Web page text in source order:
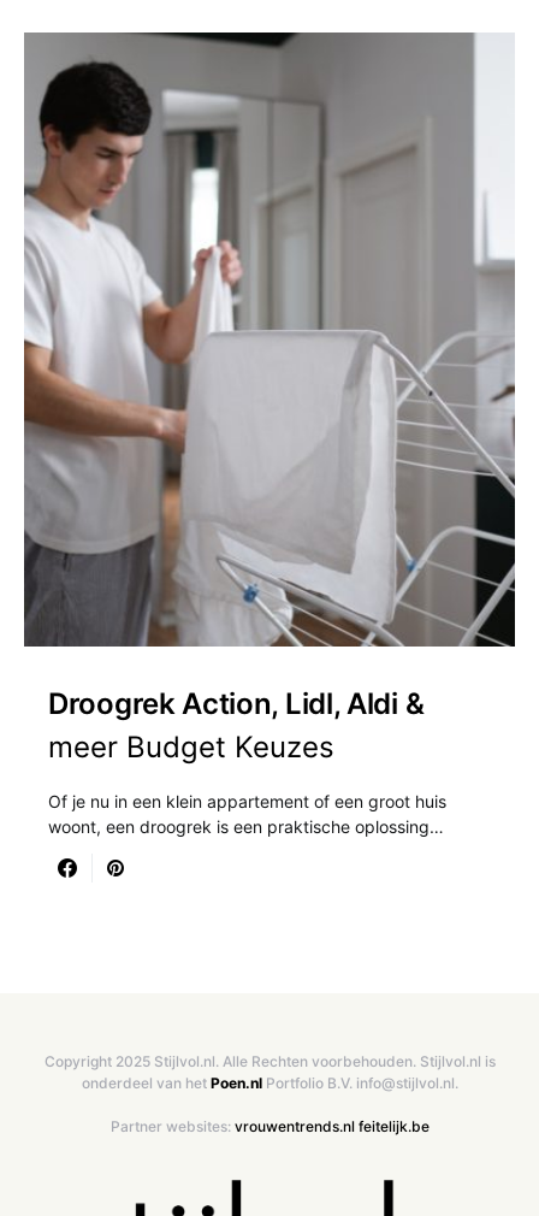
Droogrek Action, Lidl, Aldi &
meer Budget Keuzes
Of je nu in een klein appartement of een groot huis
woont, een droogrek is een praktische oplossing…
Copyright 2025 Stijlvol.nl. Alle Rechten voorbehouden. Stijlvol.nl is
onderdeel van het Poen.nlPortfolio B.V. info@stijlvol.nl.
Partner websites: vrouwentrends.nl feitelijk.be